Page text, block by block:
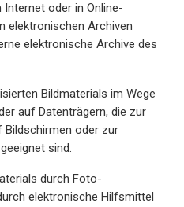
Internet oder in Online-
elektronischen Archiven
elektronische Archive des
Bildmaterials im Wege
auf Datenträgern, die zur
oder zur
sind.
durch Foto-
elektronische Hilfsmittel